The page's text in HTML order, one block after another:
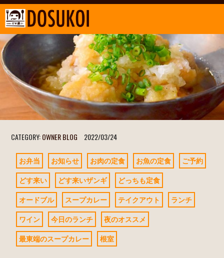
CATEGORY:OWNER BLOG 2022/03/24
お弁当 お知らせ お肉の定食 お魚の定食
ご予約
どす来い
どす来いザンギ
どっちも定食
オードブル
スープカレー テイクアウト
ランチ
ワイン
今日のランチ
夜のオススメ
最東端のスープカレー
根室